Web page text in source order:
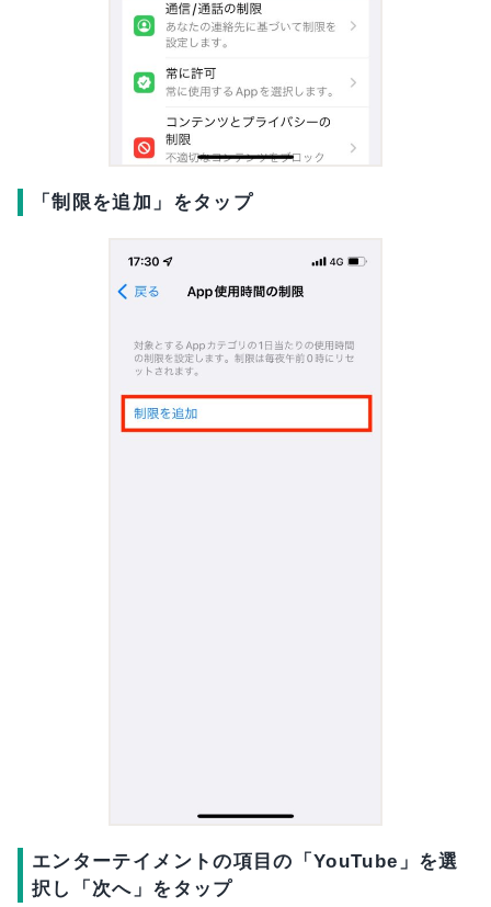
「制限を追加」をタップ
エンターテイメントの項目の「YouTube」を選
択し「次へ」をタップ